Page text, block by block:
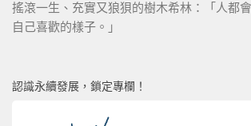
搖滾一生、充實又狼狽的樹木希林：「人都
自己喜歡的樣子。」
認識永續發展，鎖定專欄！